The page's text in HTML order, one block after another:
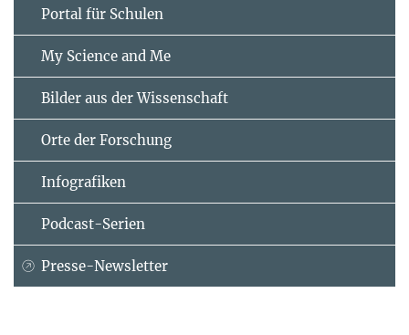
Portal für Schulen
My Science and Me
Bilder aus der Wissenschaft
Orte der Forschung
Infografiken
Podcast-Serien
Presse-Newsletter